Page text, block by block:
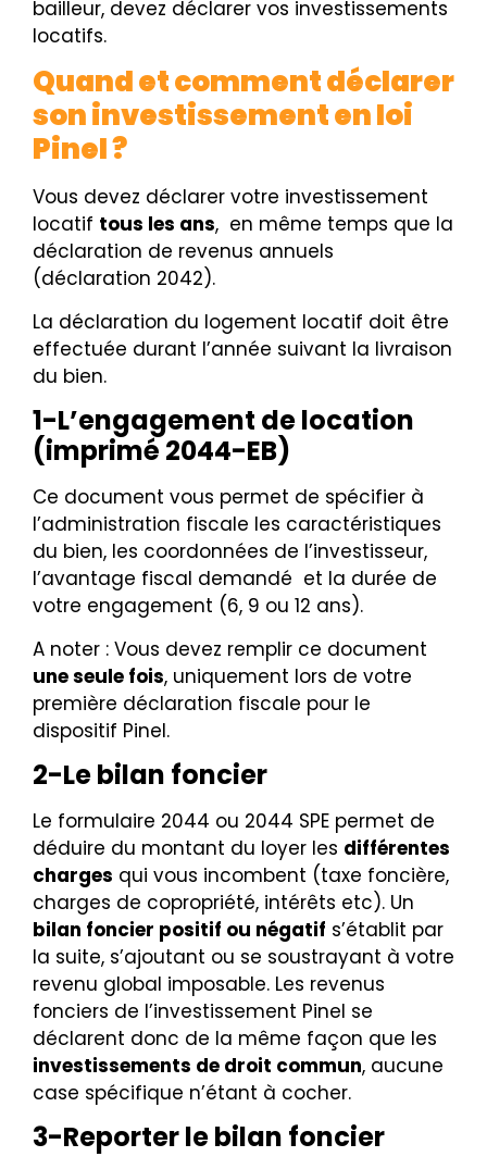
bailleur, devez déclarer vos investissements
locatifs.
Quand et comment déclarer
son investissement en loi
Pinel ?
Vous devez déclarer votre investissement
locatif tous les ans, en même temps que la
déclaration de revenus annuels
(déclaration 2042).
La déclaration du logement locatif doit être
effectuée durant l’année suivant la livraison
du bien.
1-L’engagement de location
(imprimé 2044-EB)
Ce document vous permet de spécifier à
l’administration fiscale les caractéristiques
du bien, les coordonnées de l’investisseur,
l’avantage fiscal demandé et la durée de
votre engagement (6, 9 ou 12 ans).
A noter : Vous devez remplir ce document
une seule fois, uniquement lors de votre
première déclaration fiscale pour le
dispositif Pinel.
2-Le bilan foncier
Le formulaire 2044 ou 2044 SPE permet de
déduire du montant du loyer les différentes
charges qui vous incombent (taxe foncière,
charges de copropriété, intérêts etc). Un
bilan foncier positif ou négatif s’établit par
la suite, s’ajoutant ou se soustrayant à votre
revenu global imposable. Les revenus
fonciers de l’investissement Pinel se
déclarent donc de la même façon que les
investissements de droit commun, aucune
case spécifique n’étant à cocher.
3-Reporter le bilan foncier